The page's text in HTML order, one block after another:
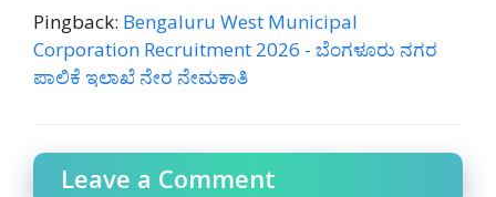
Pingback: Bengaluru West Municipal
Corporation Recruitment 2026 - ಬೆಂಗಳೂರು ನಗರ
ಪಾಲಿಕೆ ಇಲಾಖೆ ನೇರ ನೇಮಕಾತಿ
Leave a Comment